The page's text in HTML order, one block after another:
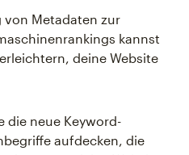
von Metadaten zur
kannst
deine Website
die neue Keyword-
aufdecken, die